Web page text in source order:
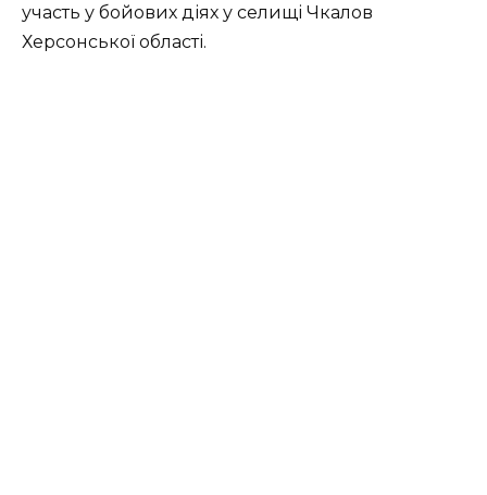
участь у бойових діях у селищі Чкалов
Херсонської області.